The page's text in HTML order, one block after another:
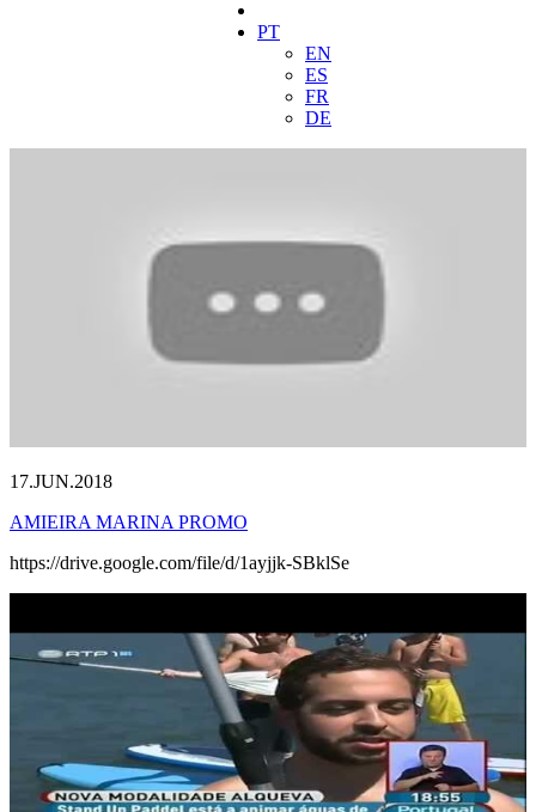
PT
EN
ES
FR
DE
17.JUN.2018
AMIEIRA MARINA PROMO
https://drive.google.com/file/d/1ayjjk-SBklSe